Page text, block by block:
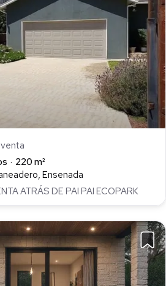
220 m²
Ensenada
ATRÁS DE PAI PAI ECOPARK